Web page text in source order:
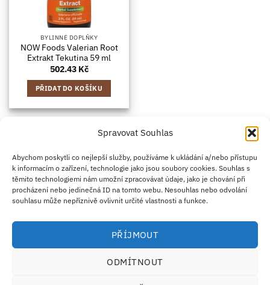
Spravovat Souhlas
Abychom poskytli co nejlepší služby, používáme k ukládání a/nebo přístupu
k informacím o zařízení, technologie jako jsou soubory cookies. Souhlas s
těmito technologiemi nám umožní zpracovávat údaje, jako je chování při
procházení nebo jedinečná ID na tomto webu. Nesouhlas nebo odvolání
souhlasu může nepříznivě ovlivnit určité vlastnosti a funkce.
PŘÍJMOUT
ODMÍTNOUT
BYLINNÉ DOPLŇKY
NOW Foods Valerian Root
Extrakt Tekutina 59 ml
502.43 Kč
PŘIDAT DO KOŠÍKU
Credit
Card
2
Klarna
Apple
Pay
Google
Pay
PayPal
ZÁSADY DOPRAVY
ZÁSADY VRÁCENÍ ZBOŽÍ
OBCHODNÍ PODMÍNKY
KONTAKT O NÁS B2B
IMPRINT
OMEZENÍ ODPOVĚDNOSTI
ZÁSADY COOKIES
Antim I Street, No. 14, fl. 2, law office, 1303 Sofia, Bulharsko
· Email:support@ecosupplements.eu